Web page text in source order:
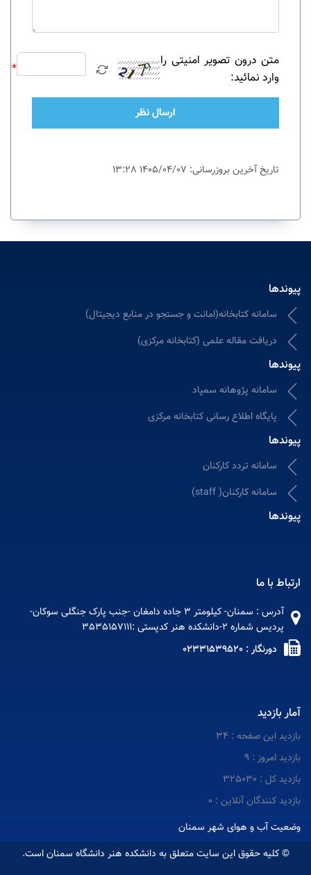
متن درون تصویر امنیتی را
وارد نمائید:
*
ارسال نظر
تاریخ آخرین بروزرسانی: 1405/04/07 13:28
پیوندها
سامانه کتابخانه(امانت و جستجو در منابع دیجیتال)
دریافت مقاله علمی (کتابخانه مرکزی)
پیوندها
سامانه پژوهانه سمپاد
پایگاه اطلاع رسانی کتابخانه مرکزی
پیوندها
سامانه تردد کارکنان
سامانه کارکنان( staff)
پیوندها
ارتباط با ما
آدرس : سمنان- کیلومتر 3 جاده دامغان -جنب پارک جنگلی سوکان-
پردیس شماره 2-دانشکده هنر کدپستی :3535157111
دورنگار : 02331539520
آمار بازدید
بازدید این صفحه : 34
بازدید امروز : 9
بازدید کل : 325030
بازدید کنندگان آنلاین : 0
وضعیت آب و هوای شهر سمنان
© کلیه حقوق این سایت متعلق به دانشکده هنر دانشگاه سمنان است.